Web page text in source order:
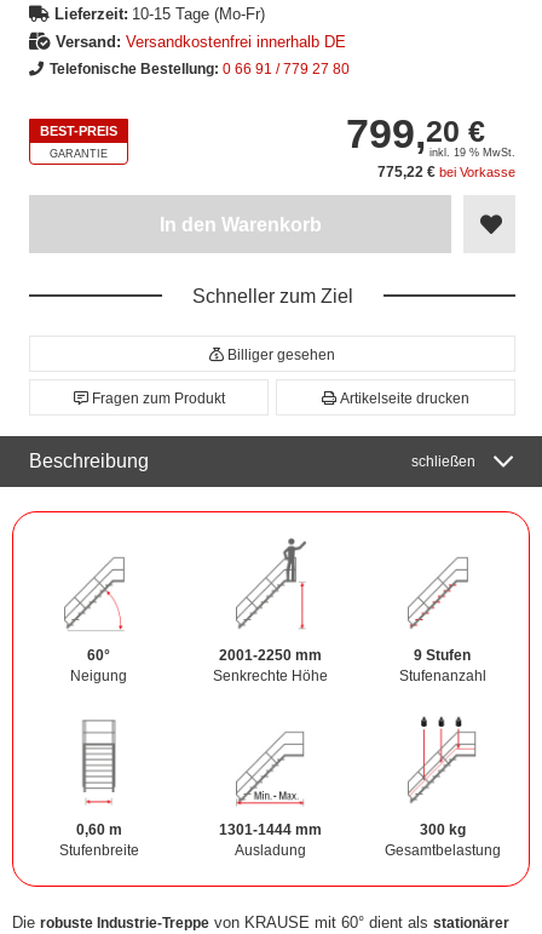
Lieferzeit: 10-15 Tage (Mo-Fr)
Versand: Versandkostenfrei innerhalb DE
Telefonische Bestellung: 0 66 91 / 779 27 80
BEST-PREIS
GARANTIE 799,20 €
inkl. 19 % MwSt.
775,22 € bei Vorkasse
In den Warenkorb
Schneller zum Ziel
Billiger gesehen
Fragen zum Produkt Artikelseite drucken
Beschreibung schließen
60°
Neigung
2001-2250 mm
Senkrechte Höhe
9 Stufen
Stufenanzahl
0,60 m
Stufenbreite
1301-1444 mm
Ausladung
300 kg
Gesamtbelastung
Die robuste Industrie-Treppe von KRAUSE mit 60° dient als stationärer